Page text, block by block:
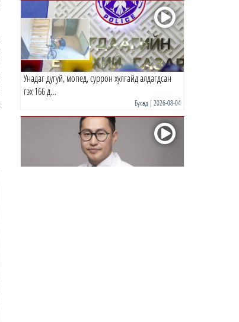
0 | 15 цагийн өмнө
Унадаг дугуй, мопед, суррон хулгайд алдагдсан
гэх 166 д…
Бусад | 2026-08-04